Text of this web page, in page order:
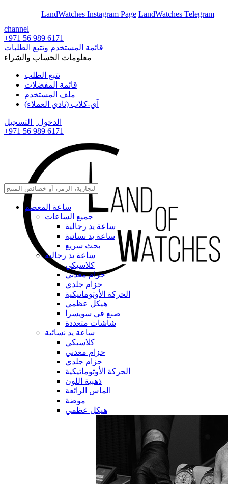
LandWatches Instagram Page LandWatches Telegram
channel
+971 56 989 6171
قائمة المستخدم وتتبع الطلبات
معلومات الحساب والشراء
تتبع الطلب
قائمة المفضلات
ملف المستخدم
آي-كلاب (نادي العملاء)
الدخول | التسجيل
+971 56 989 6171
ساعة المعصم
جميع الساعات
ساعة يد رجالية
ساعة يد نسائية
بحث سريع
ساعة يد رجالية
كلاسيكي
حزام معدني
حزام جلدي
الحركة الأوتوماتيكية
هيكل عظمي
صنع في سويسرا
شاشات متعددة
ساعة يد نسائية
كلاسيكي
حزام معدني
حزام جلدي
الحركة الأوتوماتيكية
ذهبية اللون
الماس الرائعة
موضة
هيكل عظمي